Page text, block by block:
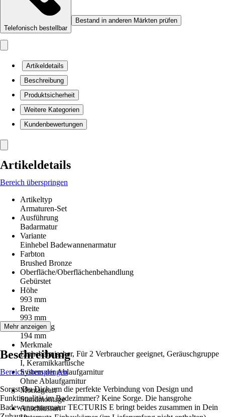
Telefonisch bestellbar
Bestand in anderen Märkten prüfen
Artikeldetails
Beschreibung
Produktsicherheit
Weitere Kategorien
Kundenbewertungen
Artikeldetails
Bereich überspringen
Artikeltyp
Armaturen-Set
Ausführung
Badarmatur
Variante
Einhebel Badewannenarmatur
Farbton
Brushed Bronze
Oberfläche/Oberflächenbehandlung
Gebürstet
Höhe
993 mm
Breite
993 mm
Ausladung
194 mm
Merkmale
Einhebelmischer, Für 2 Verbraucher geeignet, Geräuschgruppe
I, Keramikkartusche
System der Ablaufgarnitur
Ohne Ablaufgarnitur
Montageart
Standmontage
Anschlussart
Mehr anzeigen
Beschreibung
Bereich überspringen
Sorgst Du Dich um die perfekte Verbindung von Design und
Funktionalität im Badezimmer? Keine Sorge. Die hansgrohe
Badewannenarmatur TECTURIS E bringt beides zusammen in Dein